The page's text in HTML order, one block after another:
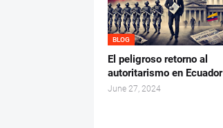
BLOG
El peligroso retorno al
autoritarismo en Ecuador
June 27, 2024